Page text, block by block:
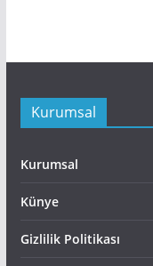
Kurumsal
Kurumsal
Künye
Gizlilik Politikası